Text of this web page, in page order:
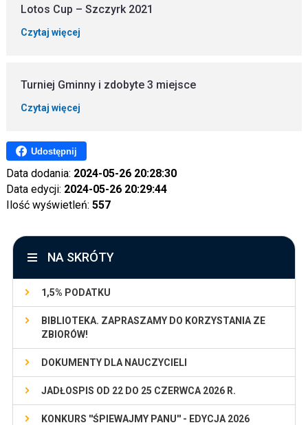
Lotos Cup – Szczyrk 2021
Czytaj więcej
Turniej Gminny i zdobyte 3 miejsce
Czytaj więcej
Udostępnij
Data dodania: 2024-05-26 20:28:30
Data edycji: 2024-05-26 20:29:44
Ilość wyświetleń: 557
NA SKRÓTY
1,5% PODATKU
BIBLIOTEKA. ZAPRASZAMY DO KORZYSTANIA ZE
ZBIORÓW!
DOKUMENTY DLA NAUCZYCIELI
JADŁOSPIS OD 22 DO 25 CZERWCA 2026 R.
KONKURS ''ŚPIEWAJMY PANU'' - EDYCJA 2026